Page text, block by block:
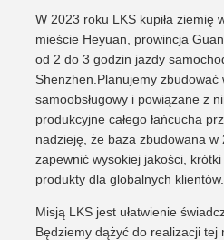
W 2023 roku LKS kupiła ziemię
mieście Heyuan, prowincja
od 2 do 3 godzin jazdy
Shenzhen.Planujemy zbudować
samoobsługowy i powiązane z
produkcyjne całego łańcucha
nadzieję, że baza zbudowana
zapewnić wysokiej jakości,
produkty dla globalnych klientów.
Misją LKS jest ułatwienie
Będziemy dążyć do realizacji tej